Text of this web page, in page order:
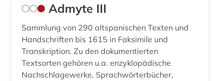
Admyte III
Sammlung von 290 altspanischen Texten und
Handschriften bis 1615 in Faksimile und
Transkription. Zu den dokumentierten
Textsorten gehören u.a. enzyklopädische
Nachschlagewerke, Sprachwörterbücher,